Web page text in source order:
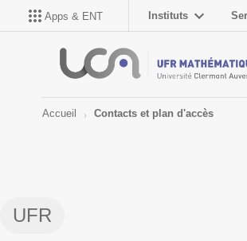
Apps & ENT Instituts
Accueil Contacts et plan d'accès
UFR